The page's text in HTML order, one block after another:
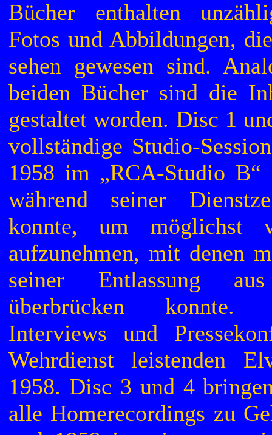
Bücher enthalten
Fotos und Abbildungen,
sehen gewesen sind.
beiden Bücher sind die
gestaltet worden. Disc 1
vollständige Studio-
1958 im „RCA-Studio
während seiner
konnte, um möglichst
aufzunehmen, mit denen
seiner Entlassung
überbrücken konnte.
Interviews und
Wehrdienst leistenden
1958. Disc 3 und 4
alle Homerecordings zu